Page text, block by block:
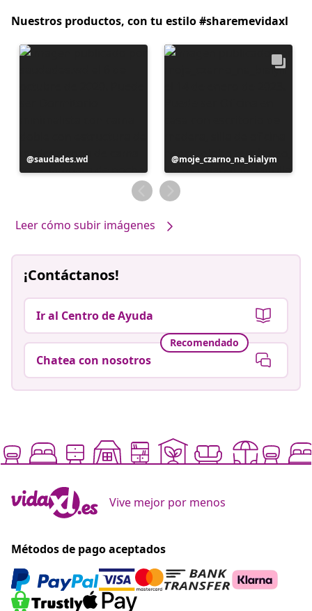
Nuestros productos, con tu estilo #sharemevidaxl
Publicación
realizada
saudades.wd
Publicación
realizada
por
moje_czarno_na_bialym
Leer cómo subir imágenes
¡Contáctanos!
Ir al Centro de Ayuda
Recomendado
Chatea con nosotros
Vive mejor por menos
Métodos de pago aceptados